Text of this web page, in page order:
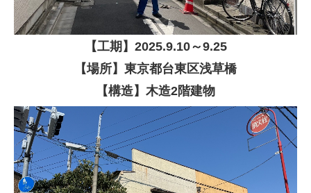
【工期】 2025.9.10～9.25
【場所】東京都台東区浅草橋
【構造】木造2階建物